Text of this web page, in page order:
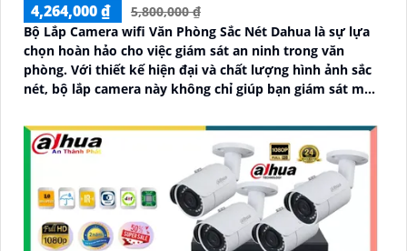
4,264,000 ₫
5,800,000 ₫
Bộ Lắp Camera wifi Văn Phòng Sắc Nét Dahua là sự lựa
chọn hoàn hảo cho việc giám sát an ninh trong văn
phòng. Với thiết kế hiện đại và chất lượng hình ảnh sắc
nét, bộ lắp camera này không chỉ giúp bạn giám sát một